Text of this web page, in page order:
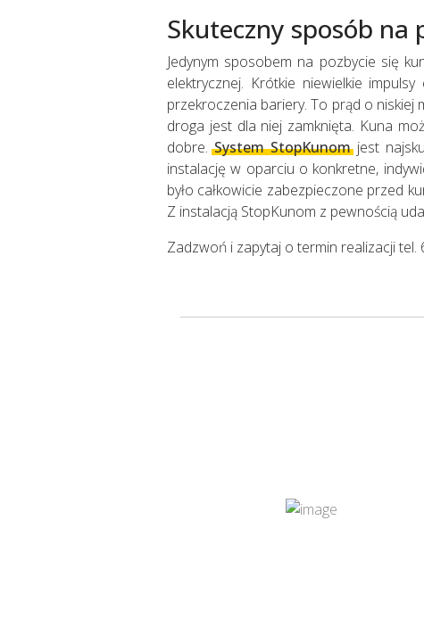
Skuteczny sposób na
Jedynym sposobem na pozbycie się
elektrycznej. Krótkie niewielkie
przekroczenia bariery. To prąd o niskiej
droga jest dla niej zamknięta. Kuna
dobre.System StopKunomjest
instalację w oparciu o konkretne,
było całkowicie zabezpieczone przed
Z instalacją StopKunom z pewnością
Zadzwoń i zapytaj o termin realizacji tel.